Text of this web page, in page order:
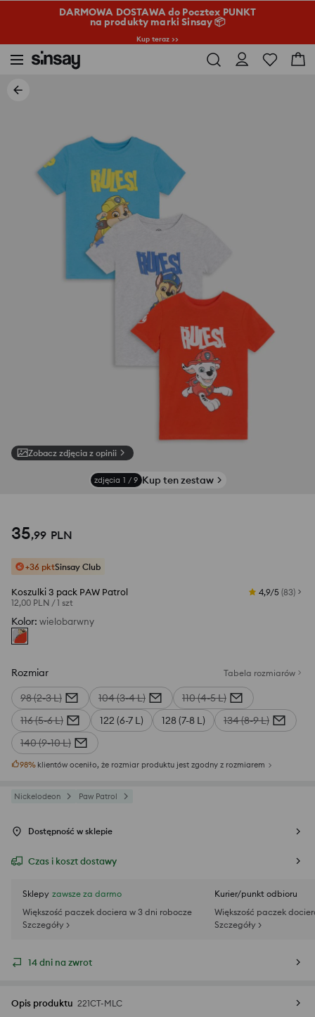
DARMOWA DOSTAWA do Pocztex PUNKT
na produkty marki Sinsay 📦
Kup teraz >>
Zobacz zdjęcia z opinii
zdjęcia 1 / 9 Kup ten zestaw
35,99 PLN
+36 pktSinsay Club
Koszulki 3 pack PAW Patrol
12,00 PLN /1 szt
4,9/5 (83)
Kolor: wielobarwny
Rozmiar Tabela rozmiarów
98 (2-3 L) 104 (3-4 L)
110 (4-5 L)
116 (5-6 L)
122 (6-7 L) 128 (7-8 L)
134 (8-9 L)
140 (9-10 L)
98% klientów oceniło, że rozmiar produktu jest zgodny z rozmiarem
Nickelodeon Paw Patrol
Dostępność w sklepie
Czas i koszt dostawy
Sklepy zawsze za darmo
Większość paczek dociera w 3 dni robocze
Szczegóły >
Kurier/punkt odbioru
Większość paczek
Szczegóły >
14 dni na zwrot
Opis produktu 221CT-MLC